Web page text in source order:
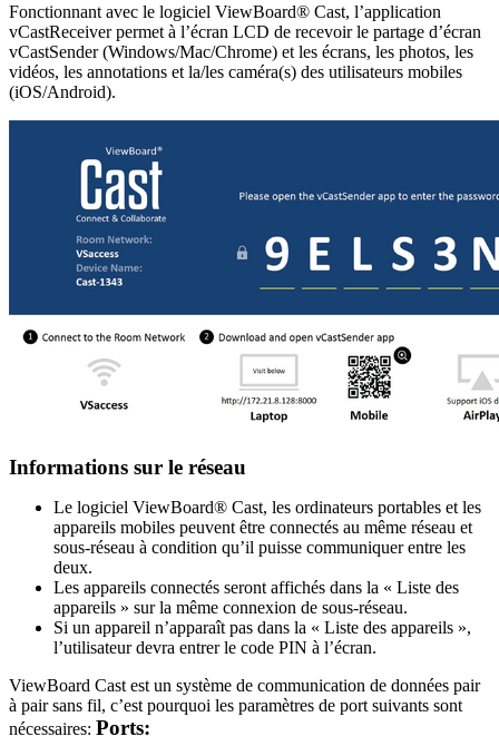
Fonctionnant avec le logiciel ViewBoard® Cast, l’application
vCastReceiver permet à l’écran LCD de recevoir le partage d’écran
vCastSender (Windows/Mac/Chrome) et les écrans, les photos, les
vidéos, les annotations et la/les caméra(s) des utilisateurs mobiles
(iOS/Android).
Informations sur le réseau
Le logiciel ViewBoard® Cast, les ordinateurs portables et les
appareils mobiles peuvent être connectés au même réseau et
sous-réseau à condition qu’il puisse communiquer entre les
deux.
Les appareils connectés seront affichés dans la « Liste des
appareils » sur la même connexion de sous-réseau.
Si un appareil n’apparaît pas dans la « Liste des appareils »,
l’utilisateur devra entrer le code PIN à l’écran.
ViewBoard Cast est un système de communication de données pair
à pair sans fil, c’est pourquoi les paramètres de port suivants sont
nécessaires: Ports: